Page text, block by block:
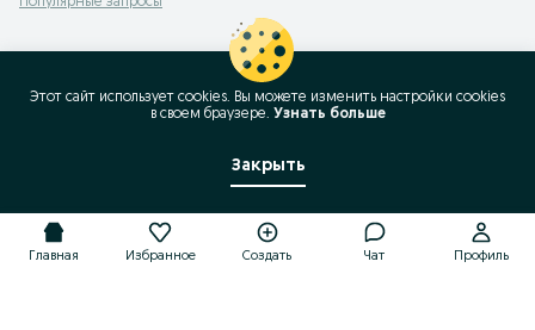
Главная Избранное Создать Чат Профиль
Этот сайт использует cookies. Вы можете изменить настройки cookies
в своeм браузере. Узнать больше
Закрыть